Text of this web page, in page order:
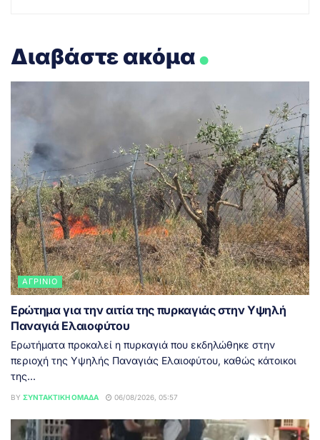
Διαβάστε ακόμα.
ΑΓΡΊΝΙΟ
Ερώτημα για την αιτία της πυρκαγιάς στην Υψηλή
Παναγιά Ελαιοφύτου
Ερωτήματα προκαλεί η πυρκαγιά που εκδηλώθηκε στην
περιοχή της Υψηλής Παναγιάς Ελαιοφύτου, καθώς κάτοικοι
της...
BY ΣΥΝΤΑΚΤΙΚΉ ΟΜΆΔΑ 06/08/2026, 05:57